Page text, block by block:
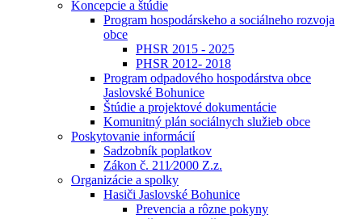
Koncepcie a štúdie
Program hospodárskeho a sociálneho rozvoja
obce
PHSR 2015 - 2025
PHSR 2012- 2018
Program odpadového hospodárstva obce
Jaslovské Bohunice
Štúdie a projektové dokumentácie
Komunitný plán sociálnych služieb obce
Poskytovanie informácií
Sadzobník poplatkov
Zákon č. 211⁄2000 Z.z.
Organizácie a spolky
Hasiči Jaslovské Bohunice
Prevencia a rôzne pokyny